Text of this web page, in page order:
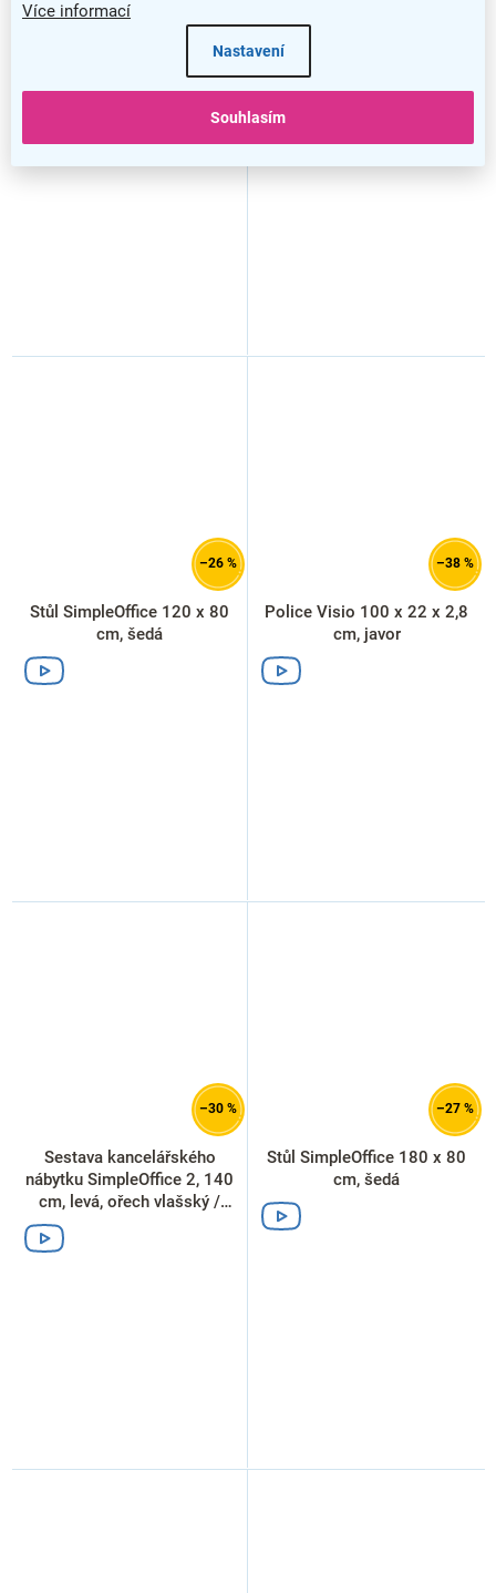
Více informací
Nastavení
Souhlasím
cm, bříza
80 x 40 x 180 cm, třešeň
–26 %
Stůl SimpleOffice 120 x 80
cm, šedá
–38 %
Police Visio 100 x 22 x 2,8
cm, javor
–30 %
Sestava kancelářského
nábytku SimpleOffice 2, 140
cm, levá, ořech vlašský /
–27 %
Stůl SimpleOffice 180 x 80
cm, šedá